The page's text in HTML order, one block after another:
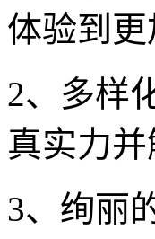
体验到
2、多样
真实力
3、绚丽